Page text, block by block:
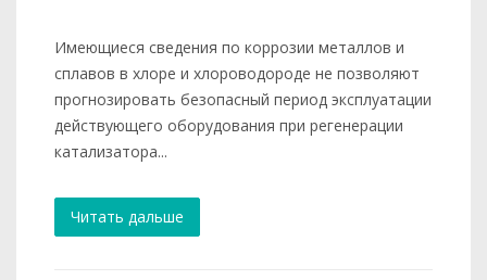
Имеющиеся сведения по коррозии металлов и
сплавов в хлоре и хлороводороде не позволяют
прогнозировать безопасный период эксплуатации
действующего оборудования при регенерации
катализатора...
Читать дальше